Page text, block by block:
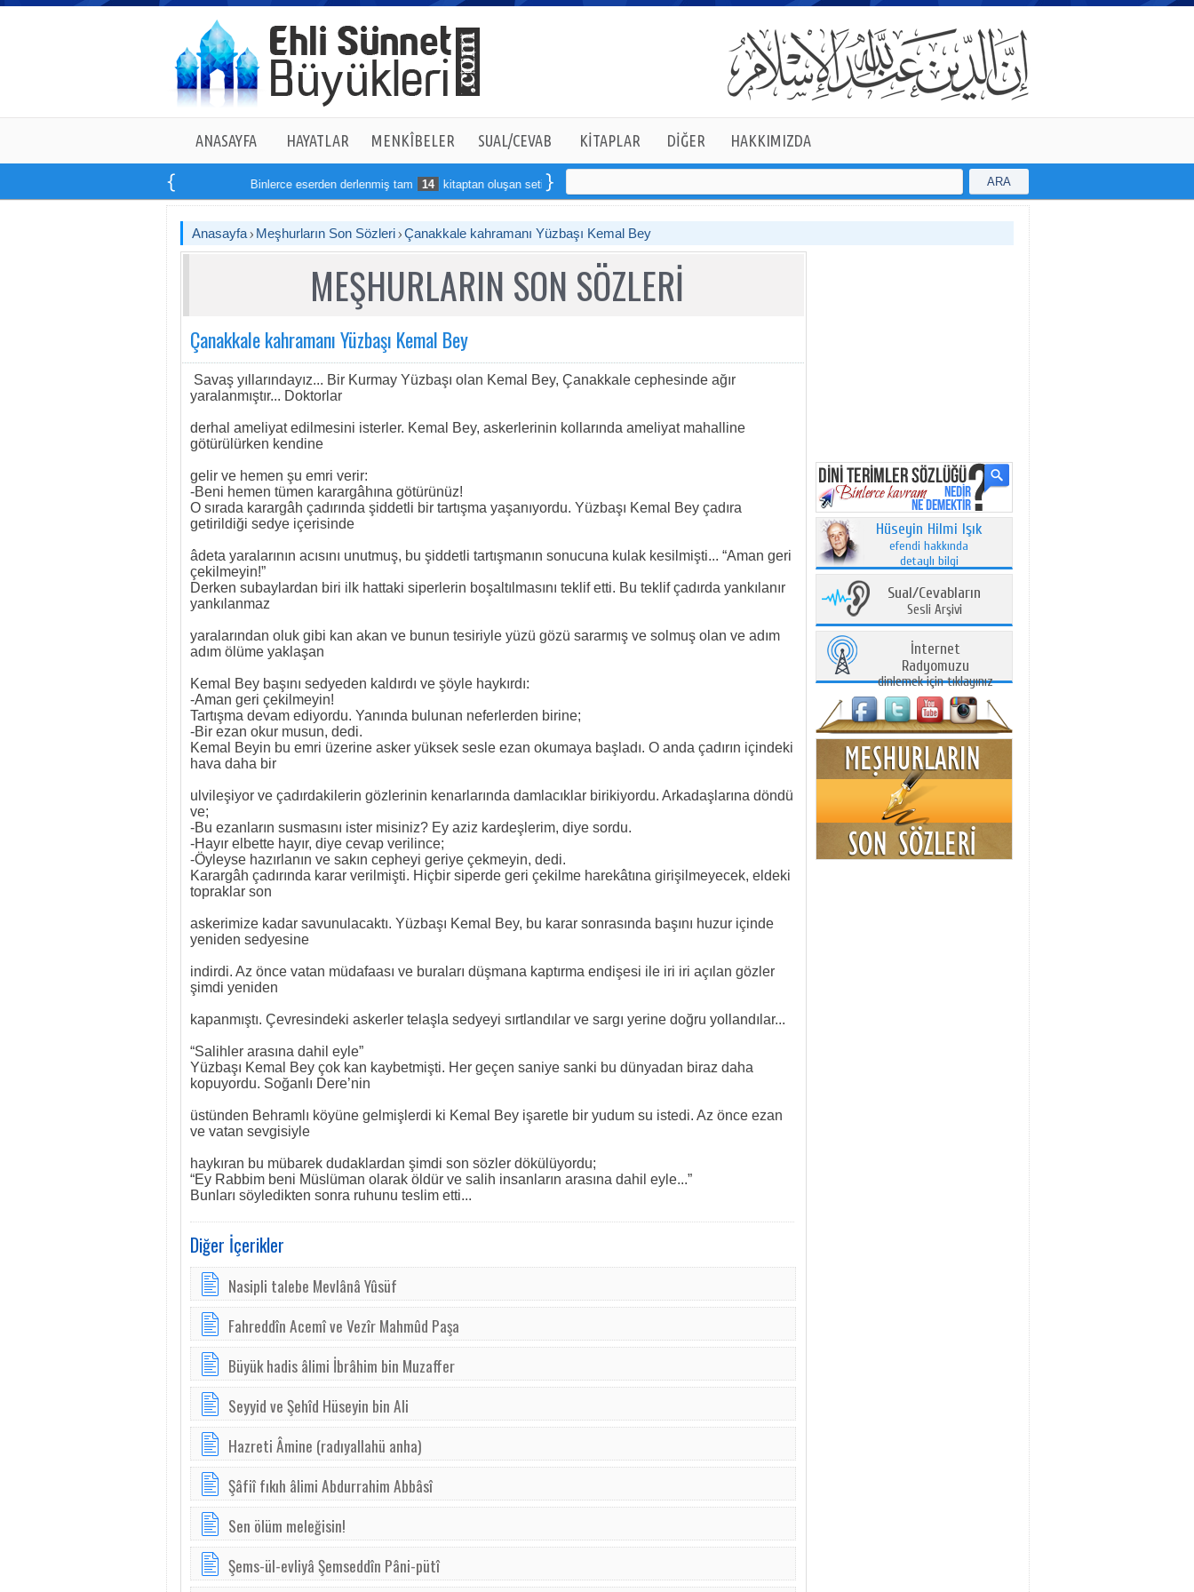
ANASAYFA HAYATLAR MENKÎBELER SUAL/CEVAB KİTAPLAR DİĞER HAKKIMIZDA
Binlerce eserden derlenmiş tam 14 kitaptan oluşan seti online sipariş verebilirsiniz ARA
Anasayfa Meşhurların Son Sözleri Çanakkale kahramanı Yüzbaşı Kemal Bey
MEŞHURLARIN SON SÖZLERİ
Çanakkale kahramanı Yüzbaşı Kemal Bey
Savaş yıllarındayız... Bir Kurmay Yüzbaşı olan Kemal Bey, Çanakkale cephesinde ağır
yaralanmıştır... Doktorlar
derhal ameliyat edilmesini isterler. Kemal Bey, askerlerinin kollarında ameliyat mahalline
götürülürken kendine
gelir ve hemen şu emri verir:
-Beni hemen tümen karargâhına götürünüz!
O sırada karargâh çadırında şiddetli bir tartışma yaşanıyordu. Yüzbaşı Kemal Bey çadıra
getirildiği sedye içerisinde
âdeta yaralarının acısını unutmuş, bu şiddetli tartışmanın sonucuna kulak kesilmişti... “Aman geri
çekilmeyin!”
Derken subaylardan biri ilk hattaki siperlerin boşaltılmasını teklif etti. Bu teklif çadırda yankılanır
yankılanmaz
yaralarından oluk gibi kan akan ve bunun tesiriyle yüzü gözü sararmış ve solmuş olan ve adım
adım ölüme yaklaşan
Kemal Bey başını sedyeden kaldırdı ve şöyle haykırdı:
-Aman geri çekilmeyin!
Tartışma devam ediyordu. Yanında bulunan neferlerden birine;
-Bir ezan okur musun, dedi.
Kemal Beyin bu emri üzerine asker yüksek sesle ezan okumaya başladı. O anda çadırın içindeki
hava daha bir
ulvileşiyor ve çadırdakilerin gözlerinin kenarlarında damlacıklar birikiyordu. Arkadaşlarına döndü
ve;
-Bu ezanların susmasını ister misiniz? Ey aziz kardeşlerim, diye sordu.
-Hayır elbette hayır, diye cevap verilince;
-Öyleyse hazırlanın ve sakın cepheyi geriye çekmeyin, dedi.
Karargâh çadırında karar verilmişti. Hiçbir siperde geri çekilme harekâtına girişilmeyecek, eldeki
topraklar son
askerimize kadar savunulacaktı. Yüzbaşı Kemal Bey, bu karar sonrasında başını huzur içinde
yeniden sedyesine
indirdi. Az önce vatan müdafaası ve buraları düşmana kaptırma endişesi ile iri iri açılan gözler
şimdi yeniden
kapanmıştı. Çevresindeki askerler telaşla sedyeyi sırtlandılar ve sargı yerine doğru yollandılar...
“Salihler arasına dahil eyle”
Yüzbaşı Kemal Bey çok kan kaybetmişti. Her geçen saniye sanki bu dünyadan biraz daha
kopuyordu. Soğanlı Dere’nin
üstünden Behramlı köyüne gelmişlerdi ki Kemal Bey işaretle bir yudum su istedi. Az önce ezan
ve vatan sevgisiyle
haykıran bu mübarek dudaklardan şimdi son sözler dökülüyordu;
“Ey Rabbim beni Müslüman olarak öldür ve salih insanların arasına dahil eyle...”
Bunları söyledikten sonra ruhunu teslim etti...
Diğer İçerikler
Nasipli talebe Mevlânâ Yûsüf
Fahreddîn Acemî ve Vezîr Mahmûd Paşa
Büyük hadis âlimi İbrâhim bin Muzaffer
Seyyid ve Şehîd Hüseyin bin Ali
Hazreti Âmine (radıyallahü anha)
Şâfiî fıkıh âlimi Abdurrahim Abbâsî
Sen ölüm meleğisin!
Şems-ül-evliyâ Şemseddîn Pâni-pütî
Hüseyin Hilmi Işık
efendi hakkında
detaylı bilgi
Sual/Cevabların
Sesli Arşivi
İnternet
Radyomuzu
dinlemek için tıklayınız